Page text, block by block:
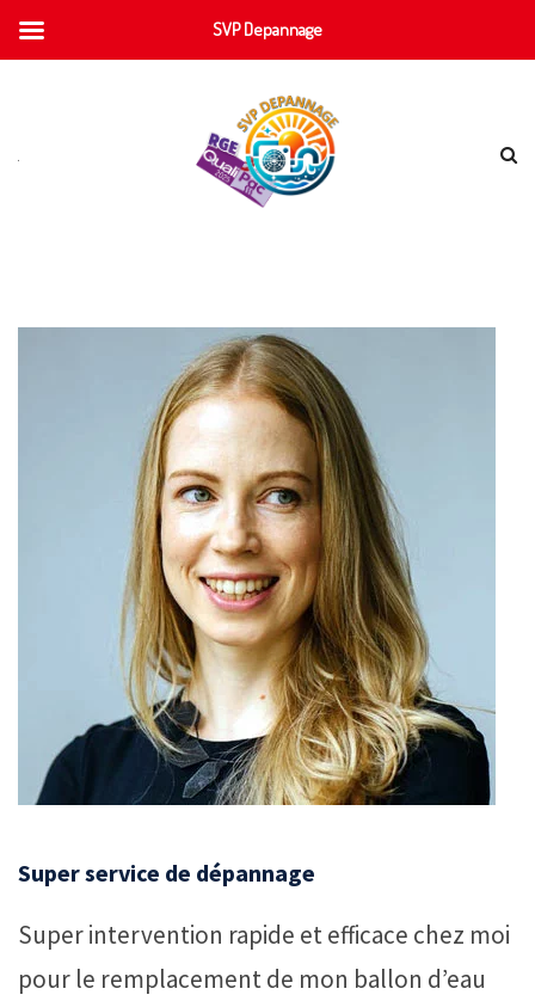
Super service de dépannage
Super intervention rapide et efficace chez moi
pour le remplacement de mon ballon d’eau
SVP Depannage